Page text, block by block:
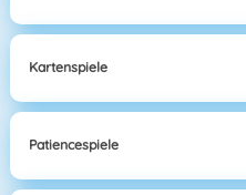
Kartenspiele
Patiencespiele